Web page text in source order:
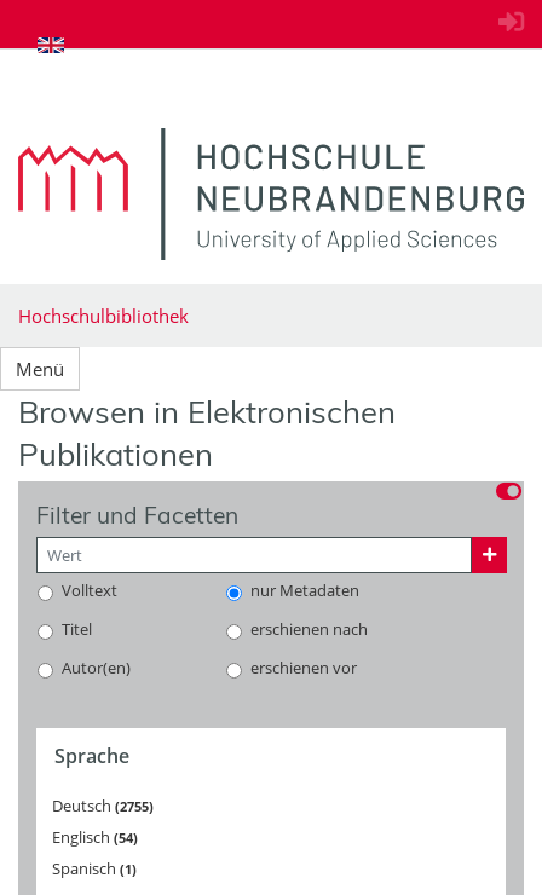
zum Inhalt springen
Hochschulbibliothek
Menü
Browsen in Elektronischen
Publikationen
Filter und Facetten
Volltext
nur Metadaten
Titel
erschienen nach
Autor(en)
erschienen vor
Sprache
Deutsch 2755
Englisch 54
Spanisch 1